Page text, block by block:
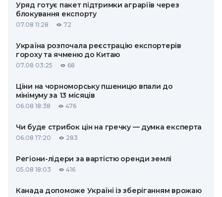
Уряд готує пакет підтримки аграріїв через
блокування експорту
07.08 11:28 72
Україна розпочала реєстрацію експортерів
гороху та ячменю до Китаю
07.08 03:25 68
Ціни на чорноморську пшеницю впали до
мінімуму за 13 місяців
06.08 18:38 476
Чи буде стрибок цін на гречку — думка експерта
06.08 17:20 283
Регіони-лідери за вартістю оренди землі
05.08 18:03 416
Канада допоможе Україні із зберіганням врожаю